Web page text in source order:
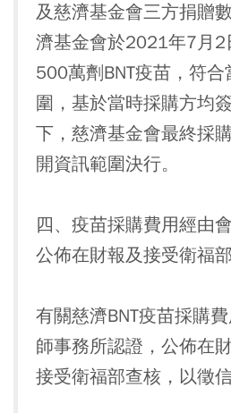
及慈濟基金會三方捐贈
濟基金會於2021年7月2
500萬劑BNT疫苗，符
圍，基於當時採購方均
下，慈濟基金會最終採
開資訊範圍決行。
四、疫苗採購費用經由
公佈在財報及接受衛福
有關慈濟BNT疫苗採購
師事務所認證，公佈在
接受衛福部查核，以徵信